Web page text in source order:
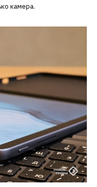
камера.